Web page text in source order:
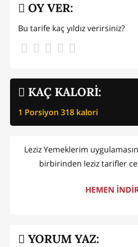
KAÇ KALORİ:
1 Porsiyon 318 kalori
OY VER:
Bu tarife kaç yıldız verirsiniz?
Leziz Yemeklerim
birbirinden leziz tarifler
HEMEN
YORUM YAZ: